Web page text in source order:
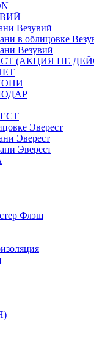
Везувий
в облицовке
Везувий
(АКЦИЯ НЕ
Эверест
Эверест
Эверест
Флэш